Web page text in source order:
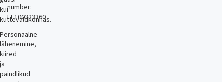
kui
küttevaldkonnas.
Personaalne
lähenemine,
kiired
ja
paindlikud
number:
EE100323360